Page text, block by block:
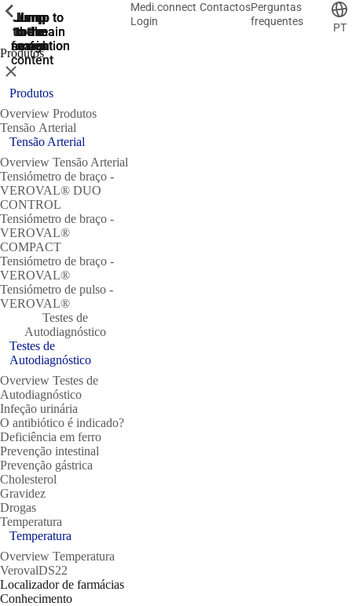
Jump
to the
search
Jump to
the main
navigation
Jump to
the main
navigation
Jump
to the
main
content
Jump
to the
footer
Medi.connect
Login
ContactosPerguntas
frequentes
PT
Produtos
ShowPrevious
Close
Produtos
Overview Produtos
Tensão Arterial
ShowPrevious
Tensão Arterial
Overview Tensão Arterial
Tensiómetro de braço -
VEROVAL® DUO
CONTROL
Tensiómetro de braço -
VEROVAL®
COMPACT
Tensiómetro de braço -
VEROVAL®
Tensiómetro de pulso -
VEROVAL®
Testes de
Autodiagnóstico
ShowPrevious
Testes de
Autodiagnóstico
Overview Testes de
Autodiagnóstico
Infeção urinária
O antibiótico é indicado?
Deficiência em ferro
Prevenção intestinal
Prevenção gástrica
Cholesterol
Gravidez
Drogas
Temperatura
ShowPrevious
Temperatura
Overview Temperatura
VerovalDS22
Localizador de farmácias
Conhecimento
ShowPrevious
ShowPrevious
ShowPrevious